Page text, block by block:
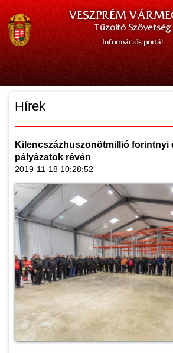
VESZPRÉM
Tűzoltó Szövetség
Információs portál
Hírek
Kilencszázhuszonötmillió forintnyi
pályázatok révén
2019-11-18 10:28:52